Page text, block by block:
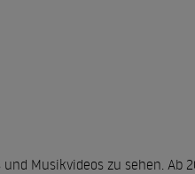
Musikvideos zu sehen. Ab